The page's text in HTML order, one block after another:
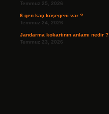
Temmuz 25, 2026
6 gen kaç köşegeni var ?
Temmuz 24, 2026
Jandarma kokartının anlamı nedir ?
Temmuz 23, 2026